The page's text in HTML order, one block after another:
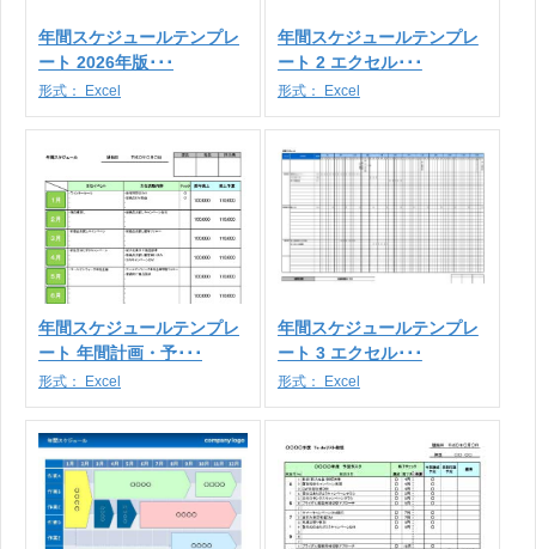
年間スケジュールテンプレ
ート 2026年版･･･
形式： Excel
年間スケジュールテンプレ
ート 2 エクセル･･･
形式： Excel
年間スケジュールテンプレ
ート 年間計画・予･･･
形式： Excel
年間スケジュールテンプレ
ート 3 エクセル･･･
形式： Excel